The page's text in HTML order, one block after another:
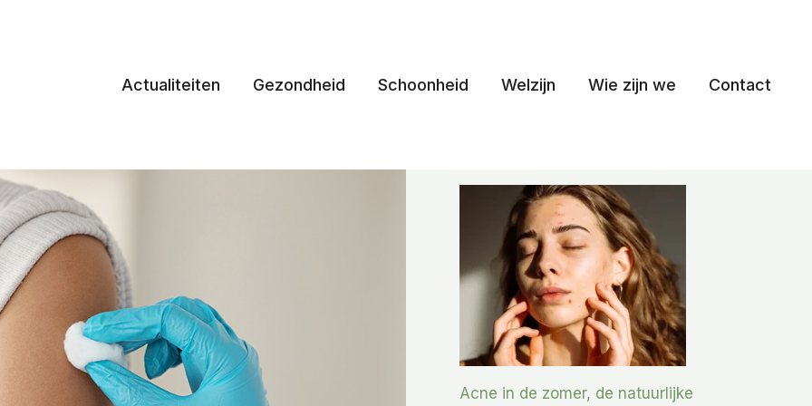
Actualiteiten Gezondheid Schoonheid Welzijn Wie zijn we Contact
Acne in de zomer, de natuurlijke